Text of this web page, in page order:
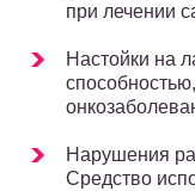
при лечении
Настойки на
Нарушения
Средство